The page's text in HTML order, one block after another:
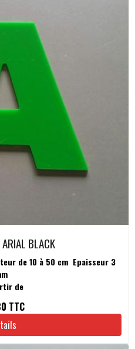
BLACK
de 10 à 50 cm Epaisseur 3
de
TTC